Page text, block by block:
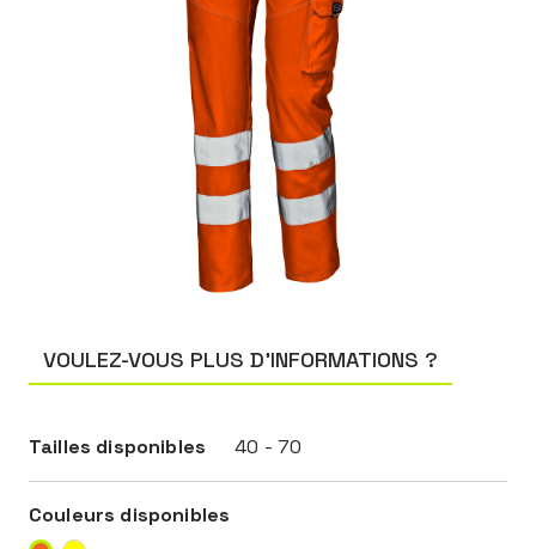
VOULEZ-VOUS PLUS D’INFORMATIONS ?
Tailles disponibles 40 - 70
Couleurs disponibles